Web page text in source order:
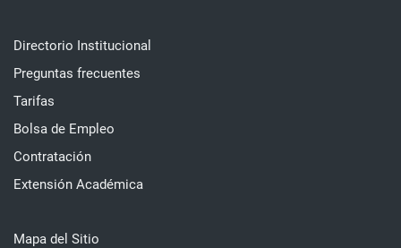
Directorio Institucional
Preguntas frecuentes
Tarifas
Bolsa de Empleo
Contratación
Extensión Académica
Mapa del Sitio